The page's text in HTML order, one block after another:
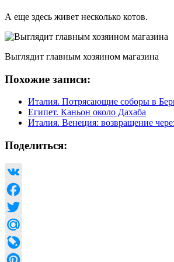
А еще здесь живет несколько котов.
Выглядит главным хозяином магазина
Похожие записи:
Италия. Потрясающие соборы в
Египет. Каньон около Дахаба
Италия. Венеция: возвращение
Поделиться:
VK
Facebook
Twitter
Mail.Ru
LiveJournal